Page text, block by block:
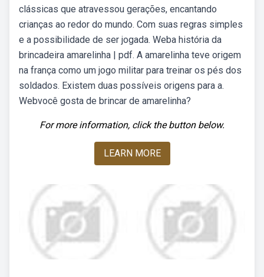
clássicas que atravessou gerações, encantando
crianças ao redor do mundo. Com suas regras simples
e a possibilidade de ser jogada. Weba história da
brincadeira amarelinha | pdf. A amarelinha teve origem
na frança como um jogo militar para treinar os pés dos
soldados. Existem duas possíveis origens para a.
Webvocê gosta de brincar de amarelinha?
For more information, click the button below.
LEARN MORE